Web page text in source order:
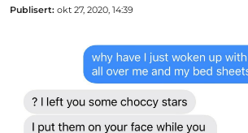
Publisert: okt 27, 2020, 14:39